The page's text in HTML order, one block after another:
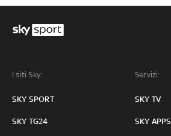
I siti Sky:
SKY SPORT
SKY TG24
Servizi:
SKY TV
SKY APPS